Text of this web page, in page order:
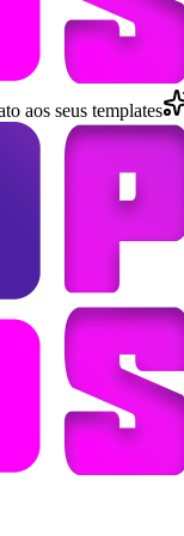
aos seus templates